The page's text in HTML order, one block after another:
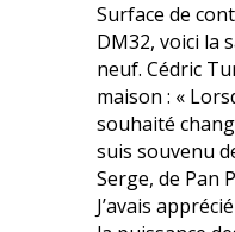
Surface de
DM32, voici la
neuf. Cédric
maison : «
souhaité
suis souvenu
Serge, de Pan
J’avais